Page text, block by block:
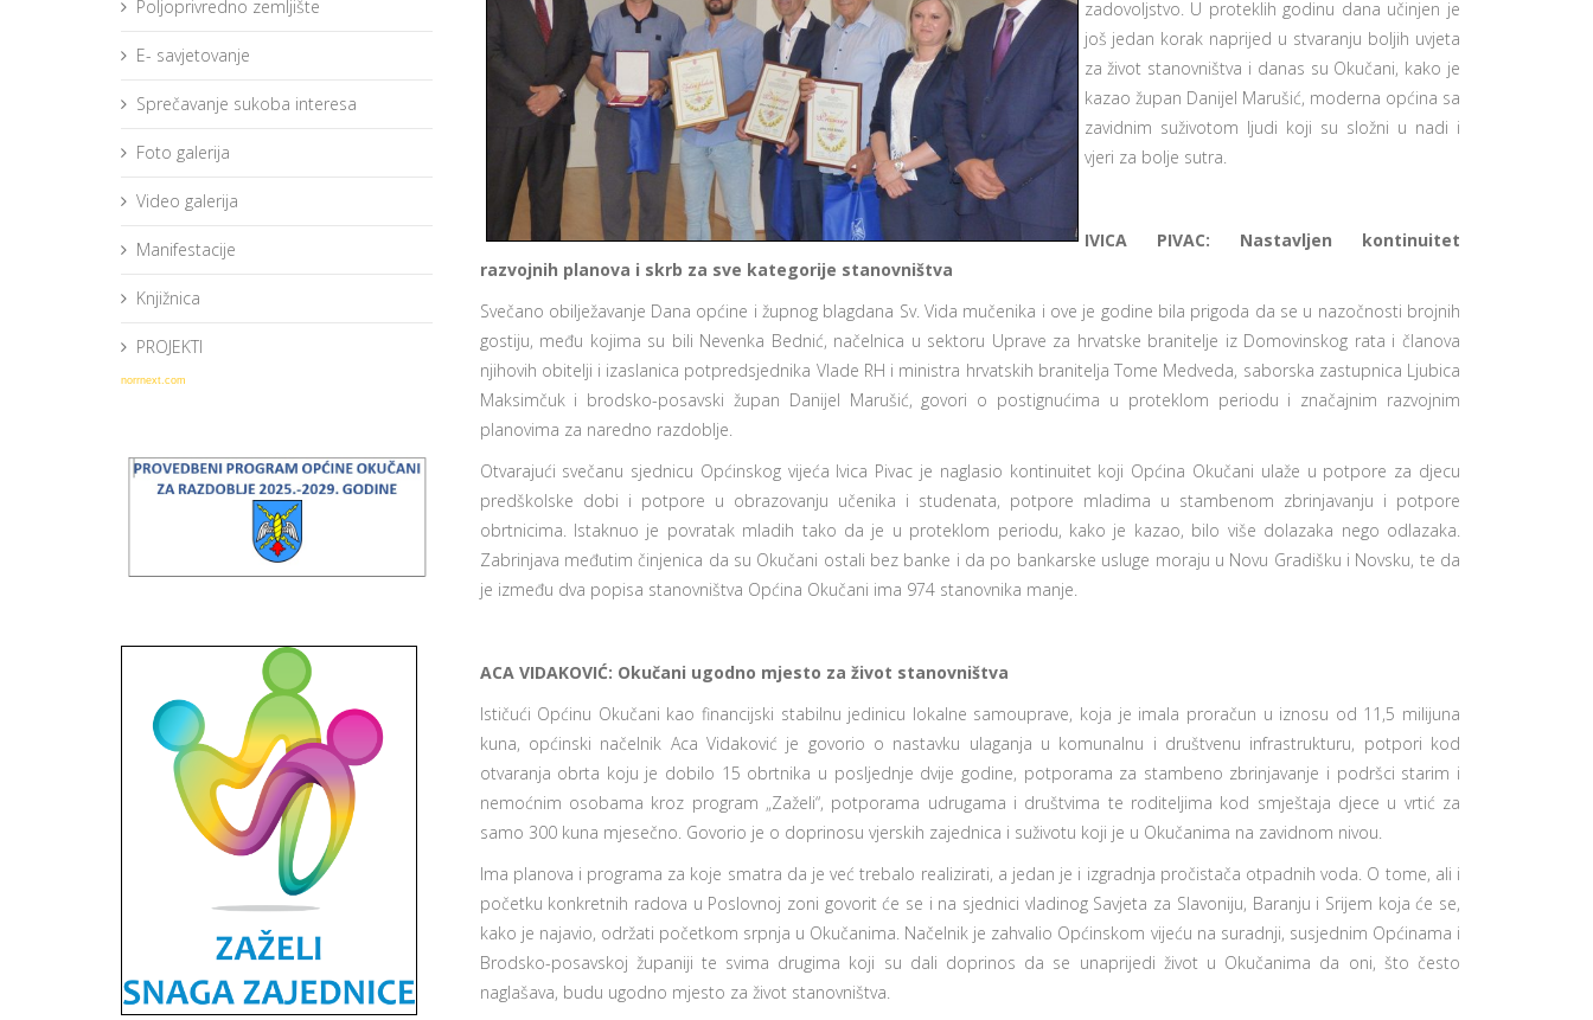
Poljoprivredno zemljište
E- savjetovanje
Sprečavanje sukoba interesa
Foto galerija
Video galerija
Manifestacije
Knjižnica
PROJEKTI
norrnext.com
zadovoljstvo. U proteklih godinu dana učinjen je
još jedan korak naprijed u stvaranju boljih uvjeta
za život stanovništva i danas su Okučani, kako je
kazao župan Danijel Marušić, moderna općina sa
zavidnim suživotom ljudi koji su složni u nadi i
vjeri za bolje sutra.
IVICA PIVAC: Nastavljen kontinuitet
razvojnih planova i skrb za sve kategorije stanovništva
Svečano obilježavanje Dana općine i župnog blagdana Sv. Vida mučenika i ove je godine bila prigoda da se u nazočnosti brojnih
gostiju, među kojima su bili Nevenka Bednić, načelnica u sektoru Uprave za hrvatske branitelje iz Domovinskog rata i članova
njihovih obitelji i izaslanica potpredsjednika Vlade RH i ministra hrvatskih branitelja Tome Medveda, saborska zastupnica Ljubica
Maksimčuk i brodsko-posavski župan Danijel Marušić, govori o postignućima u proteklom periodu i značajnim razvojnim
planovima za naredno razdoblje.
Otvarajući svečanu sjednicu Općinskog vijeća Ivica Pivac je naglasio kontinuitet koji Općina Okučani ulaže u potpore za djecu
predškolske dobi i potpore u obrazovanju učenika i studenata, potpore mladima u stambenom zbrinjavanju i potpore
obrtnicima. Istaknuo je povratak mladih tako da je u proteklom periodu, kako je kazao, bilo više dolazaka nego odlazaka.
Zabrinjava međutim činjenica da su Okučani ostali bez banke i da po bankarske usluge moraju u Novu Gradišku i Novsku, te da
je između dva popisa stanovništva Općina Okučani ima 974 stanovnika manje.
ACA VIDAKOVIĆ: Okučani ugodno mjesto za život stanovništva
Ističući Općinu Okučani kao financijski stabilnu jedinicu lokalne samouprave, koja je imala proračun u iznosu od 11,5 milijuna
kuna, općinski načelnik Aca Vidaković je govorio o nastavku ulaganja u komunalnu i društvenu infrastrukturu, potpori kod
otvaranja obrta koju je dobilo 15 obrtnika u posljednje dvije godine, potporama za stambeno zbrinjavanje i podršci starim i
nemoćnim osobama kroz program „Zaželi“, potporama udrugama i društvima te roditeljima kod smještaja djece u vrtić za
samo 300 kuna mjesečno. Govorio je o doprinosu vjerskih zajednica i suživotu koji je u Okučanima na zavidnom nivou.
Ima planova i programa za koje smatra da je već trebalo realizirati, a jedan je i izgradnja pročistača otpadnih voda. O tome, ali i
početku konkretnih radova u Poslovnoj zoni govorit će se i na sjednici vladinog Savjeta za Slavoniju, Baranju i Srijem koja će se,
kako je najavio, održati početkom srpnja u Okučanima. Načelnik je zahvalio Općinskom vijeću na suradnji, susjednim Općinama i
Brodsko-posavskoj županiji te svima drugima koji su dali doprinos da se unaprijedi život u Okučanima da oni, što često
naglašava, budu ugodno mjesto za život stanovništva.